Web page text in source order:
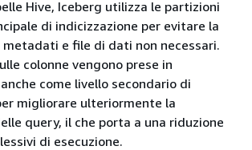
Hive, Iceberg utilizza le partizioni
di indicizzazione per evitare la
e file di dati non necessari.
colonne vengono prese in
come livello secondario di
migliorare ulteriormente la
query, il che porta a una riduzione
di esecuzione.